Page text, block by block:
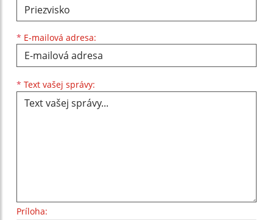
* E-mailová adresa:
* Text vašej správy:
Príloha: